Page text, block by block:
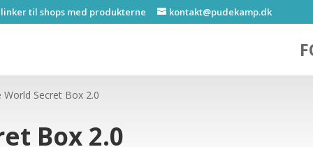
til shops med produkterne kontakt@pudekamp.dk
Secret Box 2.0
Box 2.0